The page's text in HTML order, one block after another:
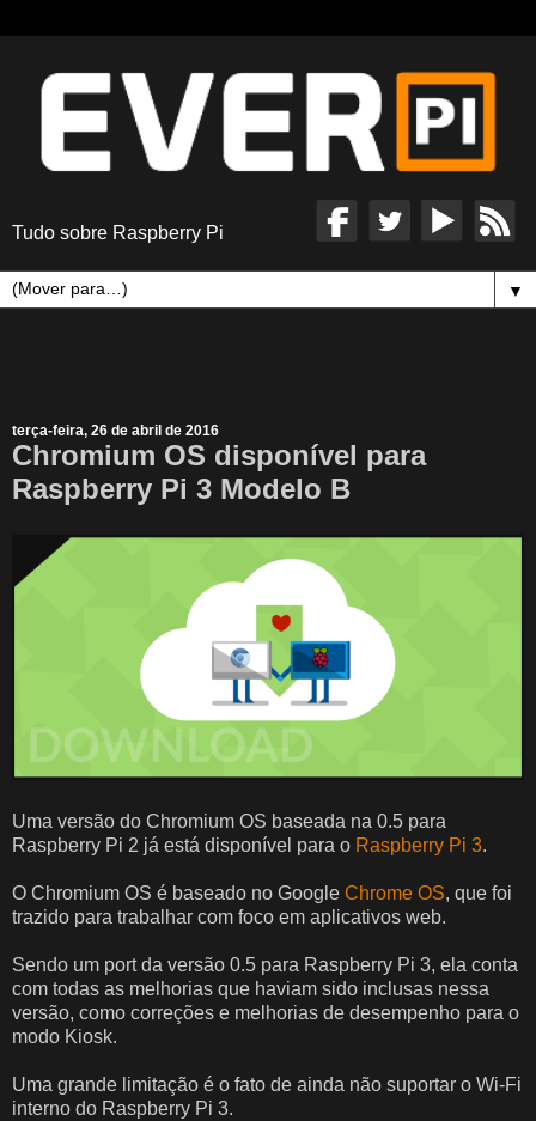
Tudo sobre Raspberry Pi
▼
terça-feira, 26 de abril de 2016
Chromium OS disponível para
Raspberry Pi 3 Modelo B
Uma versão do Chromium OS baseada na 0.5 para
Raspberry Pi 2 já está disponível para o Raspberry Pi 3.
O Chromium OS é baseado no Google Chrome OS, que foi
trazido para trabalhar com foco em aplicativos web.
Sendo um port da versão 0.5 para Raspberry Pi 3, ela conta
com todas as melhorias que haviam sido inclusas nessa
versão, como correções e melhorias de desempenho para o
modo Kiosk.
Uma grande limitação é o fato de ainda não suportar o Wi-Fi
interno do Raspberry Pi 3.